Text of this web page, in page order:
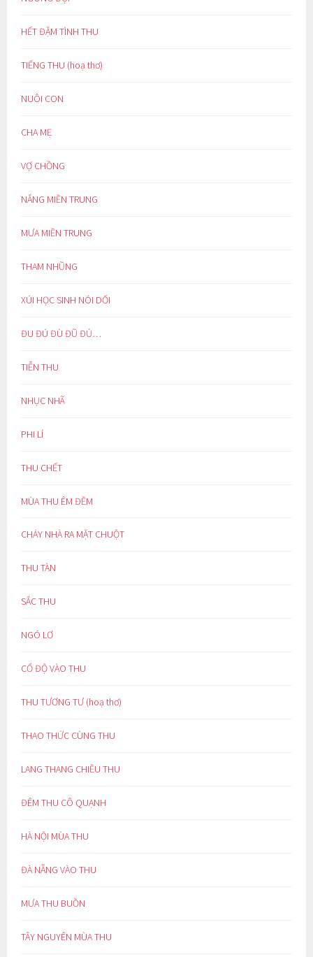
HẾT ĐẬM TÌNH THU
TIẾNG THU (hoạ thơ)
NUÔI CON
CHA MẸ
VỢ CHỒNG
NẮNG MIỀN TRUNG
MƯA MIỀN TRUNG
THAM NHŨNG
XÚI HỌC SINH NÓI DỐI
ĐU ĐÚ ĐÙ ĐŨ ĐỦ…
TIỄN THU
NHỤC NHÃ
PHI LÍ
THU CHẾT
MÙA THU ÊM ĐỀM
CHÁY NHÀ RA MẶT CHUỘT
THU TÀN
SẮC THU
NGÓ LƠ
CỔ ĐỘ VÀO THU
THU TƯƠNG TƯ (hoạ thơ)
THAO THỨC CÙNG THU
LANG THANG CHIỀU THU
ĐÊM THU CÔ QUẠNH
HÀ NỘI MÙA THU
ĐÀ NẴNG VÀO THU
MƯA THU BUỒN
TÂY NGUYÊN MÙA THU